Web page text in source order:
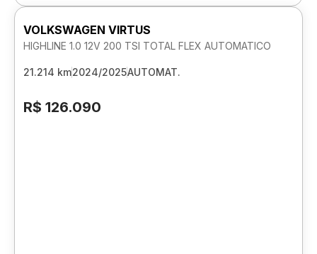
VOLKSWAGEN VIRTUS
HIGHLINE 1.0 12V 200 TSI TOTAL FLEX AUTOMATICO
21.214 km2024/2025AUTOMAT.
R$ 126.090